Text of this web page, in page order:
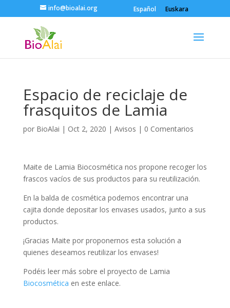
info@bioalai.org Español Euskara
Espacio de reciclaje de
frasquitos de Lamia
por BioAlai | Oct 2, 2020 | Avisos | 0 Comentarios
Maite de Lamia Biocosmética nos propone recoger los
frascos vacíos de sus productos para su reutilización.
En la balda de cosmética podemos encontrar una
cajita donde depositar los envases usados, junto a sus
productos.
¡Gracias Maite por proponernos esta solución a
quienes deseamos reutilizar los envases!
Podéis leer más sobre el proyecto de Lamia
Biocosmética en este enlace.